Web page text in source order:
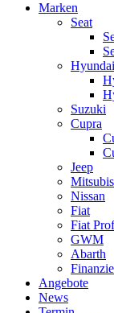
Marken
Seat
Hyundai
Suzuki
Cupra
Jeep
Nissan
Fiat
Fiat
GWM
Abarth
Angebote
News